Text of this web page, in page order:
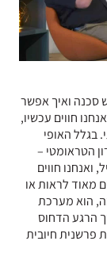
סכנה ואיך אפשר
חווים עכשיו,
בגלל האופי
הטראומטי –
ואנחנו חווים
מאוד לראות או
הוא מערכת
הרגע הדחוס
פרשנית חיובית